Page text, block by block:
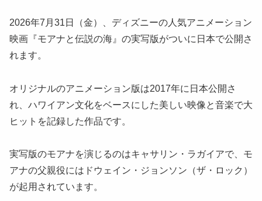
2026年7月31日（金）、ディズニーの人気アニメーション
映画『モアナと伝説の海』の実写版がついに日本で公開さ
れます。
オリジナルのアニメーション版は2017年に日本公開さ
れ、ハワイアン文化をベースにした美しい映像と音楽で大
ヒットを記録した作品です。
実写版のモアナを演じるのはキャサリン・ラガイアで、モ
アナの父親役にはドウェイン・ジョンソン（ザ・ロック）
が起用されています。